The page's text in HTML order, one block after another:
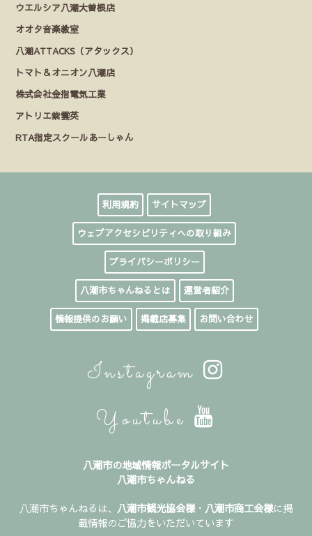
ウエルシア八潮大曽根店
オオタ音楽教室
八潮ATTACKS（アタックス）
トマト＆オニオン八潮店
株式会社金指電気工業
アトリエ紫雲英
RTA指定スクールあーしゃん
利用規約 サイトマップ
ウェブアクセシビリティへの取り組み
プライバシーポリシー
八潮市ちゃんねるとは 運営者紹介
情報提供のお願い 掲載店募集 お問い合わせ
Instagram
Youtube
八潮市の地域情報ポータルサイト
八潮市ちゃんねる
八潮市ちゃんねるは、 八潮市観光協会様・ 八潮市商工会様に掲
載情報のご協力をいただいています